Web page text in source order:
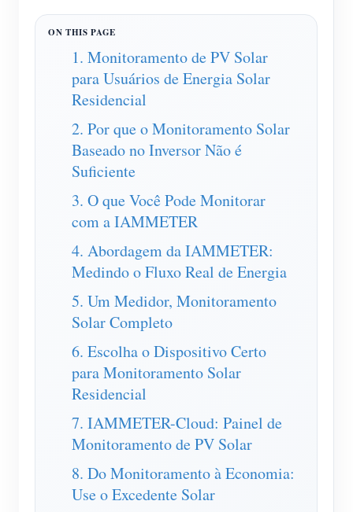
Controlador de potência WiFi
IAMMETER Cloud Pro
Serviço de hospedagem própria
IAMMETER Simulator
Medidor virtual
Sistema de previsão e simulação de energia
Aplicações
Monitor de energia do sistema solar fotovoltaico
Monitor de consumo de eletricidade
Sistema de controle de aquecedor FV
Automação residencial
Monitoramento de energia da fábrica
Loja
Recursos
Documento
Vídeo tutorial
FAQ
Comunidade
Programa de contribuidores
Centro de contribuidores
Fórum
App Loja
Soluções
Sobre nós
1. Monitoramento de PV Solar
para Usuários de Energia Solar
Residencial
2. Por que o Monitoramento Solar
Baseado no Inversor Não é
Suficiente
3. O que Você Pode Monitorar
com a IAMMETER
4. Abordagem da IAMMETER:
Medindo o Fluxo Real de Energia
5. Um Medidor, Monitoramento
Solar Completo
6. Escolha o Dispositivo Certo
para Monitoramento Solar
Residencial
7. IAMMETER-Cloud: Painel de
Monitoramento de PV Solar
8. Do Monitoramento à Economia:
Use o Excedente Solar